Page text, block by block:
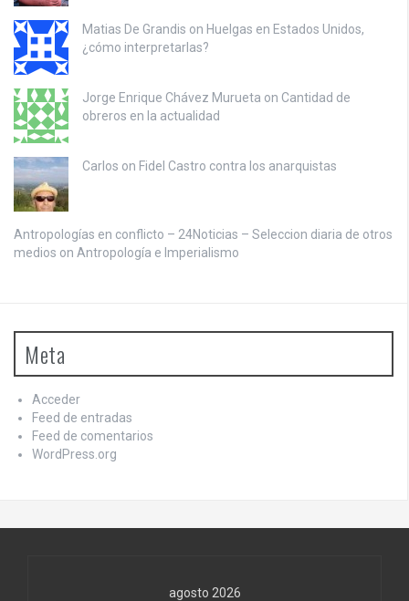
Matias De Grandis on Huelgas en Estados Unidos,
¿cómo interpretarlas?
Jorge Enrique Chávez Murueta on Cantidad de
obreros en la actualidad
Carlos on Fidel Castro contra los anarquistas
Antropologías en conflicto – 24Noticias – Seleccion diaria de otros
medios on Antropología e Imperialismo
Meta
Acceder
Feed de entradas
Feed de comentarios
WordPress.org
agosto 2026